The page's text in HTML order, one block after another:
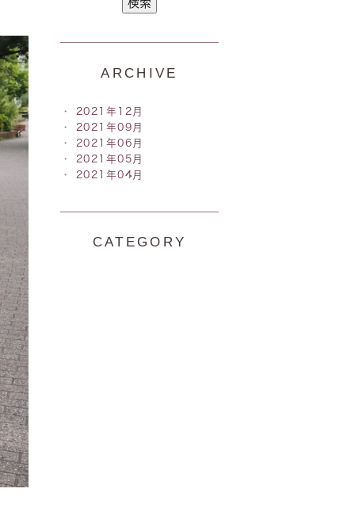
ARCHIVE
2021年12月
2021年09月
2021年06月
2021年05月
2021年04月
CATEGORY